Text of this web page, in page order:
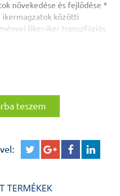
növekedése és fejlõdése *
ikermagzatok közötti
(iker-iker transzfúziós
és terápiás
* Az ikerterhesek
és fizikális
fotókkal gazdagon illusztrált,
hiánypótló könyv szülész-
teszem
TERMÉKEK